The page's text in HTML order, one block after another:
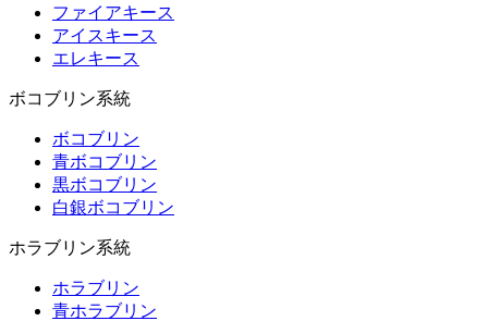
ファイアキース
アイスキース
エレキース
ボコブリン系統
ボコブリン
青ボコブリン
黒ボコブリン
白銀ボコブリン
ホラブリン系統
ホラブリン
青ホラブリン